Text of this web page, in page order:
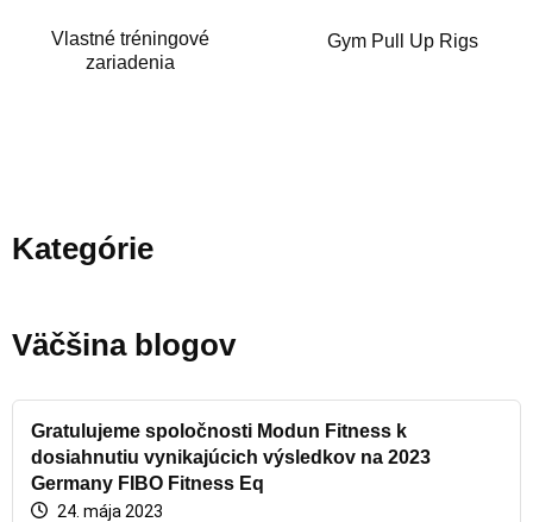
Vlastné tréningové
zariadenia
Gym Pull Up Rigs
Kategórie
Väčšina blogov
Gratulujeme spoločnosti Modun Fitness k
dosiahnutiu vynikajúcich výsledkov na 2023
Germany FIBO Fitness Eq
24. mája 2023